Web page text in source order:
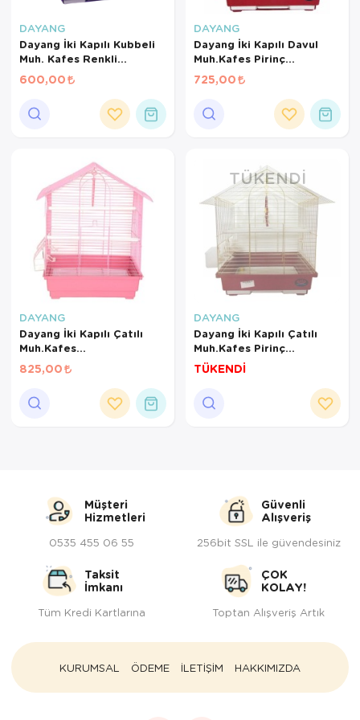
DAYANG
Dayang İki Kapılı Kubbeli
Muh. Kafes Renkli
30*23*39
600,00
DAYANG
Dayang İki Kapılı Davul
Muh.Kafes Pirinç
30X23X39
725,00
DAYANG
Dayang İki Kapılı Çatılı
Muh.Kafes
Renk.35X28X46
825,00
TÜKENDI
DAYANG
Dayang İki Kapılı Çatılı
Muh.Kafes Pirinç
30X23X39
TÜKENDİ
Müşteri
Hizmetleri
0535 455 06 55
Güvenli
Alışveriş
256bit SSL ile güvendesiniz
Taksit
İmkanı
Tüm Kredi Kartlarına
ÇOK
KOLAY!
Toptan Alışveriş Artık
KURUMSAL ÖDEME İLETİŞİM HAKKIMIZDA